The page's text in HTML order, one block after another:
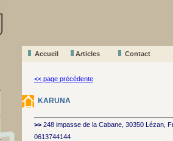
Accueil Articles
Contact
<< page précédente
KARUNA
>> 248 impasse de la Cabane, 30350 Lézan,
0613744144